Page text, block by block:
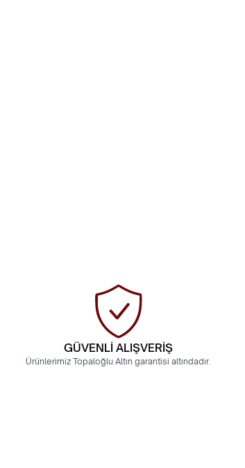
GÜVENLİ ALIŞVERİŞ
Ürünlerimiz Topaloğlu Altın garantisi altındadır.